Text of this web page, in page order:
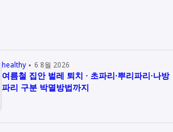
healthy 6 8월 2026
여름철 집안 벌레 퇴치 · 초파리·뿌리파리·나방
파리 구분 박멸방법까지